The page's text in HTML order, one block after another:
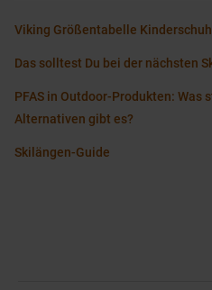
Viking Größentabelle
Das solltest Du bei der nächsten
PFAS in Outdoor-Produkten: Was
Alternativen gibt es?
Skilängen-Guide